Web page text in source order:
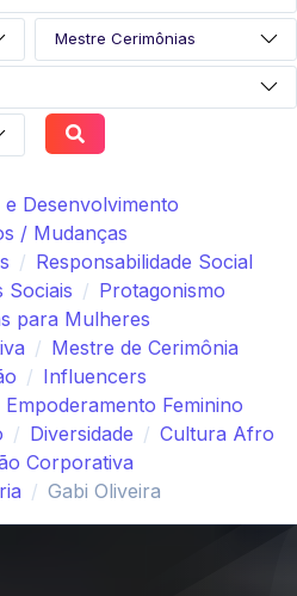
Desenvolvimento
/ Mudanças
Responsabilidade Social
Sociais
Protagonismo
para Mulheres
Mestre de Cerimônia
Influencers
Empoderamento Feminino
Diversidade
Cultura Afro
Corporativa
Gabi Oliveira